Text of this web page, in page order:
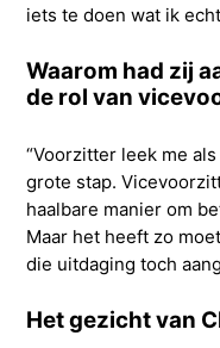
iets te doen wat ik
Waarom had zij
de rol van
“Voorzitter leek me
grote stap.
haalbare manier om
Maar het heeft zo
die uitdaging toch
Het gezicht van